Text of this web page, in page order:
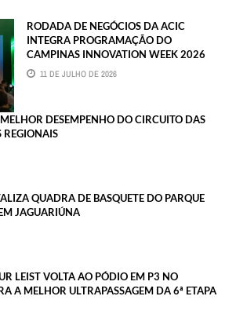
RODADA DE NEGÓCIOS DA ACIC
INTEGRA PROGRAMAÇÃO DO
CAMPINAS INNOVATION WEEK 2026
11 DE JULHO DE 2026
DESEMPENHO DO CIRCUITO DAS
REGIONAIS
QUADRA DE BASQUETE DO PARQUE
JAGUARIÚNA
LEIST VOLTA AO PÓDIO EM P3 NO
A MELHOR ULTRAPASSAGEM DA 6ª ETAPA